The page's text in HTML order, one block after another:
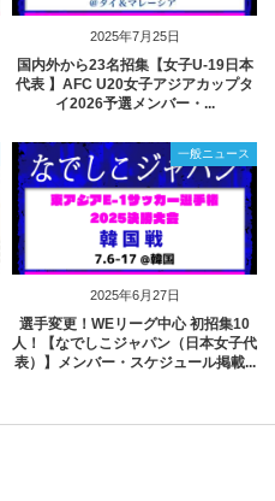
2025年7月25日
国内外から23名招集【女子U-19日本
代表 】AFC U20女子アジアカップタ
イ2026予選メンバー・...
2025年6月27日
一般ニュース
選手変更！WEリーグ中心 初招集10
人！【なでしこジャパン（日本女子代
表）】メンバー・スケジュール掲載...